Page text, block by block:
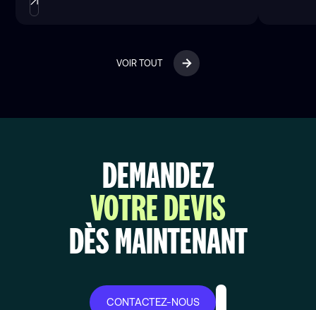
VOIR TOUT
DEMANDEZ
VOTRE DEVIS
DÈS MAINTENANT
CONTACTEZ-NOUS